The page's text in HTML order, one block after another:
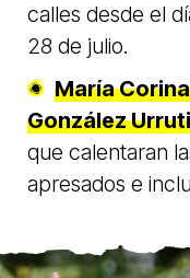
calles desde el
28 de julio.
María
González
que calentaran
apresados e